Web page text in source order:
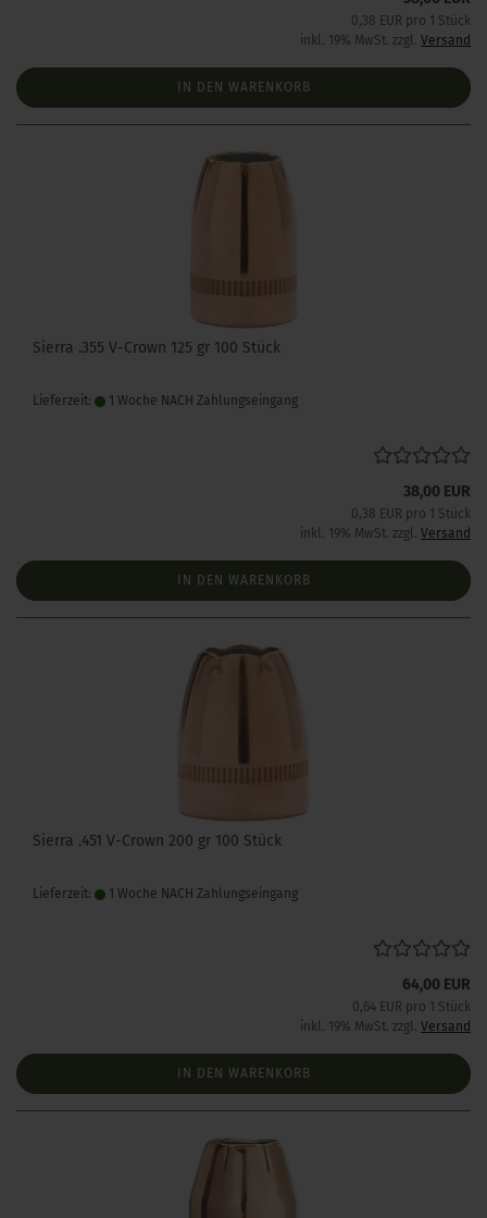
0,38 EUR pro 1 Stück
inkl. 19% MwSt. zzgl. Versand
IN DEN WARENKORB
Sierra .355 V-Crown 125 gr 100 Stück
Lieferzeit: 1 Woche NACH Zahlungseingang
38,00 EUR
0,38 EUR pro 1 Stück
inkl. 19% MwSt. zzgl. Versand
IN DEN WARENKORB
Sierra .451 V-Crown 200 gr 100 Stück
Lieferzeit: 1 Woche NACH Zahlungseingang
64,00 EUR
0,64 EUR pro 1 Stück
inkl. 19% MwSt. zzgl. Versand
IN DEN WARENKORB